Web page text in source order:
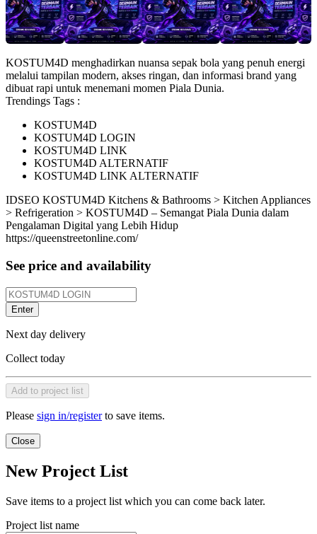
KOSTUM4D menghadirkan nuansa sepak bola yang penuh energi
melalui tampilan modern, akses ringan, dan informasi brand yang
dibuat rapi untuk menemani momen Piala Dunia.
Trendings Tags :
KOSTUM4D
KOSTUM4D LOGIN
KOSTUM4D LINK
KOSTUM4D ALTERNATIF
KOSTUM4D LINK ALTERNATIF
IDSEO KOSTUM4D Kitchens & Bathrooms > Kitchen Appliances
> Refrigeration > KOSTUM4D – Semangat Piala Dunia dalam
Pengalaman Digital yang Lebih Hidup
https://queenstreetonline.com/
See price and availability
Enter
Next day delivery
Collect today
Add to project list
Please sign in/registerto save items.
Close
New Project List
Save items to a project list which you can come back later.
Project list name